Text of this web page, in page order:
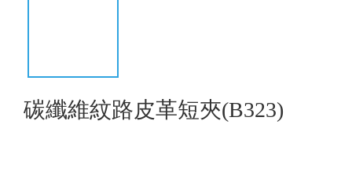
碳纖維紋路皮革短夾(B323)